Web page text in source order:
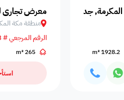
جدة, المرجان
1928.2 m²
معرض تجاري
منطقة مكة
الرقم المرجعي # 98693
265 m²